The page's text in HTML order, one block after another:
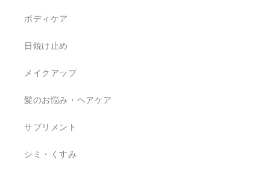
ボディケア
日焼け止め
メイクアップ
髪のお悩み・ヘアケア
サプリメント
シミ・くすみ